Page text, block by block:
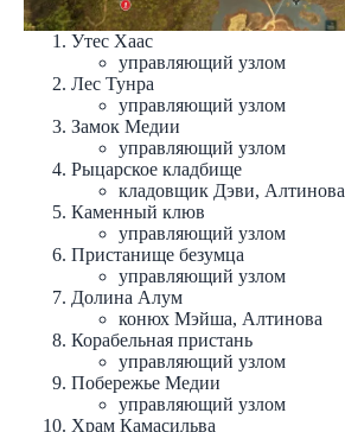
Утес Хаас
управляющий узлом
Лес Тунра
управляющий узлом
Замок Медии
управляющий узлом
Рыцарское кладбище
кладовщик Дэви, Алтинова
Каменный клюв
управляющий узлом
Пристанище безумца
управляющий узлом
Долина Алум
конюх Мэйша, Алтинова
Корабельная пристань
управляющий узлом
Побережье Медии
управляющий узлом
Храм Камасильва